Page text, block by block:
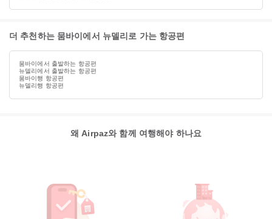
더 추천하는 뭄바이에서 뉴델리로 가는 항공편
뭄바이에서 출발하는 항공편
뉴델리에서 출발하는 항공편
뭄바이행 항공편
뉴델리행 항공편
왜 Airpaz와 함께 여행해야 하나요